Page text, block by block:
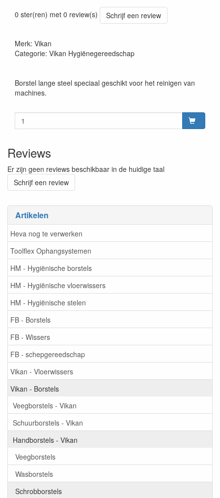
Artikelen
Heva nog te verwerken
Toolflex Ophangsystemen
HM - Hygiënische borstels
HM - Hygiënische vloerwissers
HM - Hygiënische stelen
FB - Borstels
FB - Wissers
FB - schepgereedschap
Vikan - Vloerwissers
Vikan - Borstels
Veegborstels - Vikan
Schuurborstels - Vikan
Handborstels - Vikan
Veegborstels
Wasborstels
Schrobborstels
0 ster(ren) met 0 review(s)
Schrijf een review
Merk: Vikan
Categorie: Vikan Hygiënegereedschap
Borstel lange steel speciaal geschikt voor het reinigen van
machines.
Reviews
Er zijn geen reviews beschikbaar in de huidige taal
Schrijf een review